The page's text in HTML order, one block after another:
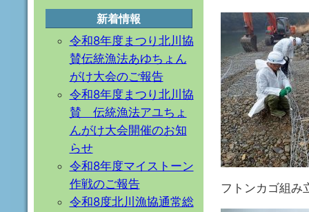
フトンカゴ組み
新着情報
令和8年度まつり北川協
賛伝統漁法あゆちょん
がけ大会のご報告
令和8年度まつり北川協
賛 伝統漁法アユちょ
んがけ大会開催のお知
らせ
令和8年度マイストーン
作戦のご報告
令和8度北川漁協通常総